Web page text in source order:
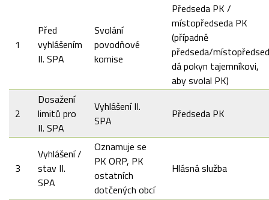
1
Před
vyhlášením
II. SPA
Svolání
povodňové
komise
Předseda PK /
místopředseda PK
(případně
předseda/
dá pokyn tajemníkovi,
aby svolal PK)
2
Dosažení
limitů pro
II. SPA
Vyhlášení II.
SPA
Předseda PK
3
Vyhlášení /
stav II.
SPA
Oznamuje se
PK ORP, PK
ostatních
dotčených obcí
Hlásná služba